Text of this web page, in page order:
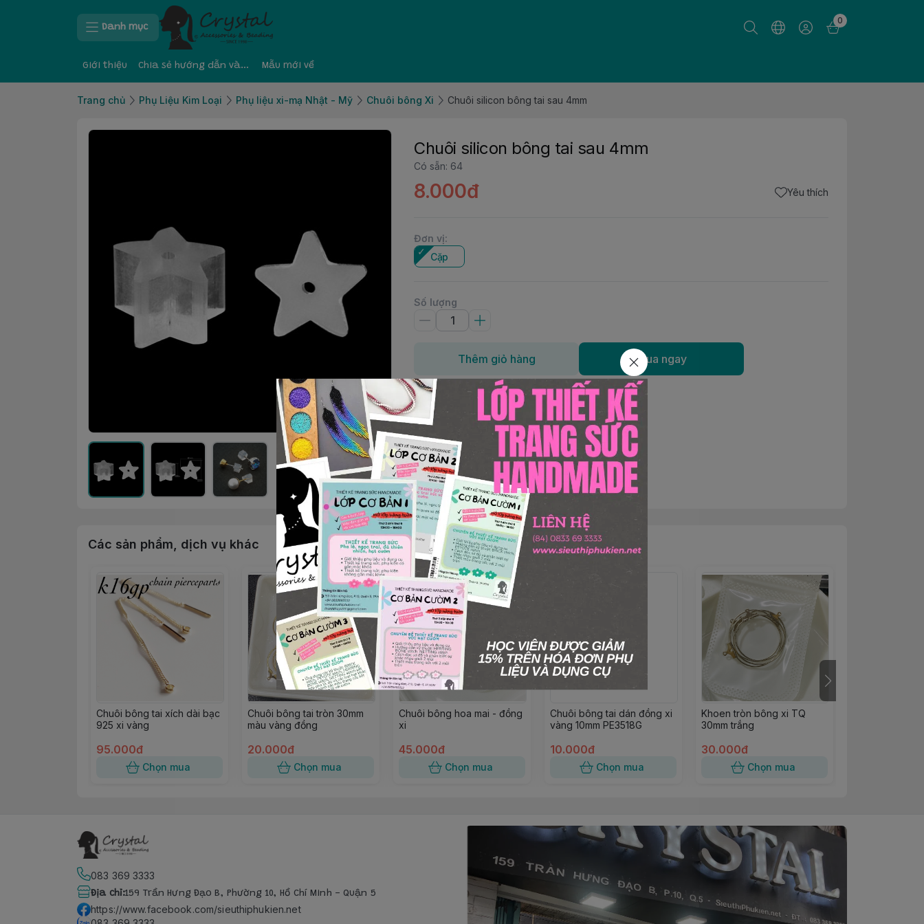
Danh mục
0
Giới thiệu Chia sẻ hướng dẫn và kinh nghiệm Mẫu mới về
Trang chủ Phụ Liệu Kim Loại Phụ liệu xi-mạ Nhật - Mỹ Chuôi bông Xi Chuôi silicon bông tai sau 4mm
Chuôi silicon bông tai sau 4mm
Có sẵn: 64
8.000đ Yêu thích
Đơn vị:
Cặp
Số lượng
Thêm giỏ hàng Mua ngay
Các sản phẩm, dịch vụ khác
Chuôi bông tai xích dài bạc
925 xi vàng
95.000đ
Chọn mua
Chuôi bông tai tròn 30mm
màu vàng đồng
20.000đ
Chọn mua
Chuôi bông hoa mai - đồng
xi
45.000đ
Chọn mua
Chuôi bông tai dán đồng xi
vàng 10mm PE3518G
10.000đ
Chọn mua
Khoen tròn bông xi TQ
30mm trắng
30.000đ
Chọn mua
083 369 3333
Địa chỉ:159 Trần Hưng Đạo B, Phường 10, Hồ Chí Minh - Quận 5
https://www.facebook.com/sieuthiphukien.net